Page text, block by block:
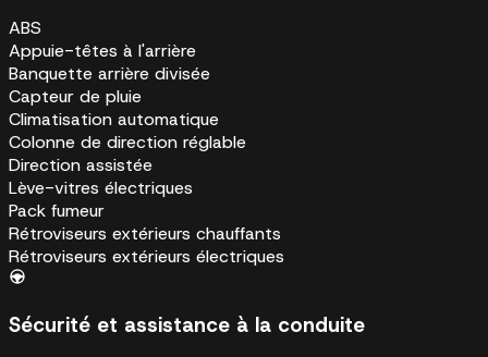
ABS
Appuie-têtes à l'arrière
Banquette arrière divisée
Capteur de pluie
Climatisation automatique
Colonne de direction réglable
Direction assistée
Lève-vitres électriques
Pack fumeur
Rétroviseurs extérieurs chauffants
Rétroviseurs extérieurs électriques
Sécurité et assistance à la conduite